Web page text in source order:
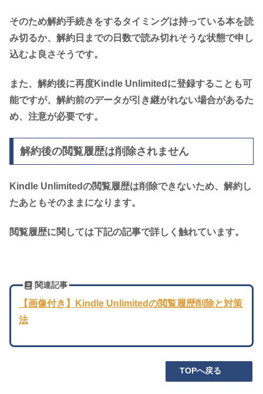
そのため解約手続きをするタイミングは持っている本を読
み切るか、解約日までの日数で読み切れそうな状態で申し
込むよ良さそうです。
また、解約後に再度Kindle Unlimitedに登録することも可
能ですが、解約前のデータが引き継がれない場合があるた
め、注意が必要です。
解約後の閲覧履歴は削除されません
Kindle Unlimitedの閲覧履歴は削除できないため、解約し
たあともそのままになります。
閲覧履歴に関しては下記の記事で詳しく触れています。
関連記事
【画像付き】Kindle Unlimitedの閲覧履歴削除と対策
法
TOPへ戻る